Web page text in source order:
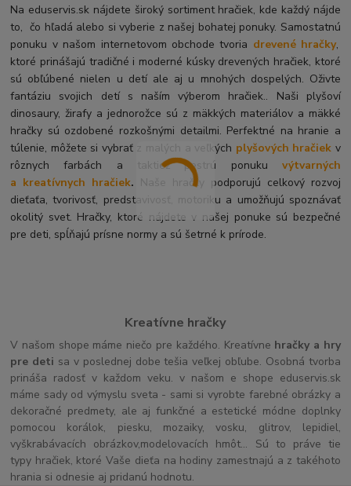
Na eduservis.sk nájdete široký sortiment hračiek, kde každý nájde
to, čo hľadá alebo si vyberie z našej bohatej ponuky. Samostatnú
ponuku v našom internetovom obchode tvoria drevené hračky,
ktoré prinášajú tradičné i moderné kúsky drevených hračiek, ktoré
sú obľúbené nielen u detí ale aj u mnohých dospelých. Oživte
fantáziu svojich detí s naším výberom hračiek.. Naši plyšoví
dinosaury, žirafy a jednorožce sú z mäkkých materiálov a mäkké
hračky sú ozdobené rozkošnými detailmi. Perfektné na hranie a
túlenie, môžete si vybrať z malých a veľkých plyšových hračiek v
rôznych farbách a taktiež pestrú ponuku výtvarných
a kreatívnych hračiek.
Naše hračky podporujú celkový rozvoj
dieťaťa, tvorivosť, predstavivosť, motoriku a umožňujú spoznávať
okolitý svet. Hračky, ktoré nájdete v našej ponuke sú bezpečné
pre deti, spĺňajú prísne normy a sú šetrné k prírode.
Kreatívne hračky
V našom shope máme niečo pre každého. Kreatívne hračky a hry
pre deti sa v poslednej dobe tešia veľkej obľube. Osobná tvorba
prináša radosť v každom veku. v našom e shope eduservis.sk
máme sady od výmyslu sveta - sami si vyrobte farebné obrázky a
dekoračné predmety, ale aj funkčné a estetické módne doplnky
pomocou korálok, piesku, mozaiky, vosku, glitrov, lepidiel,
vyškrabávacích obrázkov,modelovacích hmôt... Sú to práve tie
typy hračiek, ktoré Vaše dieťa na hodiny zamestnajú a z takéhoto
hrania si odnesie aj pridanú hodnotu.